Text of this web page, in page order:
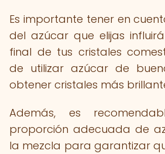
Es importante tener en
del azúcar que elijas
final de tus cristales
de utilizar azúcar de
obtener cristales más
Además, es
proporción adecuada de
la mezcla para garantizar